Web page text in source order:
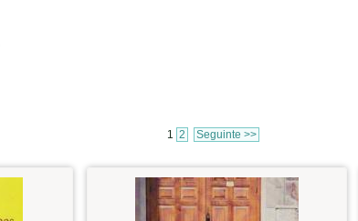
1 2 Seguinte >>